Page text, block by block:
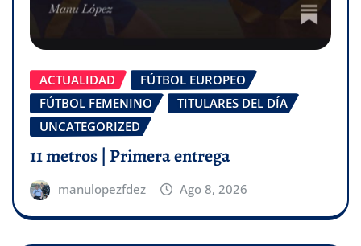
ACTUALIDAD
FÚTBOL EUROPEO
FÚTBOL FEMENINO
TITULARES DEL DÍA
UNCATEGORIZED
11 metros | Primera entrega
manulopezfdez Ago 8, 2026